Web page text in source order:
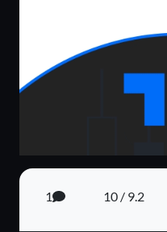
9.2 / 10
1